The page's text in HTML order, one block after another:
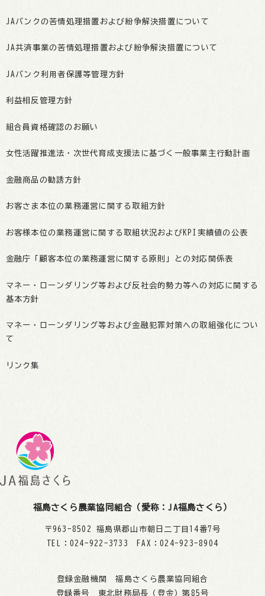
JAバンクの苦情処理措置および紛争解決措置について
JA共済事業の苦情処理措置および紛争解決措置について
JAバンク利用者保護等管理方針
利益相反管理方針
組合員資格確認のお願い
女性活躍推進法・次世代育成支援法に基づく一般事業主行動計画
金融商品の勧誘方針
お客さま本位の業務運営に関する取組方針
お客様本位の業務運営に関する取組状況およびKPI実績値の公表
金融庁「顧客本位の業務運営に関する原則」との対応関係表
マネー・ローンダリング等および反社会的勢力等への対応に関する
基本方針
マネー・ローンダリング等および金融犯罪対策への取組強化につい
て
リンク集
福島さくら農業協同組合（愛称：JA福島さくら）
〒963-8502 福島県郡山市朝日二丁目14番7号
TEL：024-922-3733 FAX：024-923-8904
登録金融機関 福島さくら農業協同組合
登録番号 東北財務局長（登金）第85号